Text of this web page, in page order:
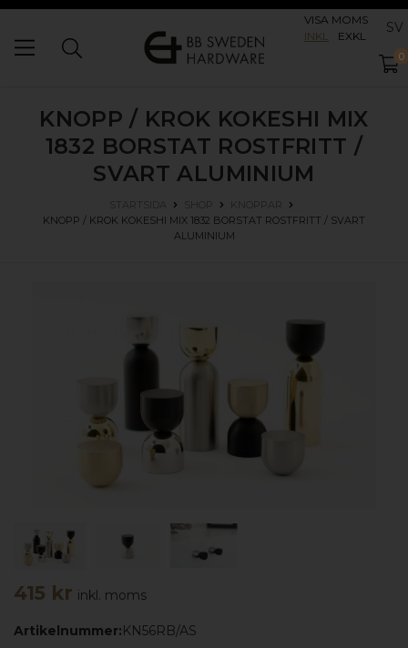
VISA MOMS
INKL
EXKL SV
0
KNOPP / KROK KOKESHI MIX
1832 BORSTAT ROSTFRITT /
SVART ALUMINIUM
STARTSIDA SHOP
KNOPPAR
KNOPP / KROK KOKESHI MIX 1832 BORSTAT ROSTFRITT / SVART
ALUMINIUM
415 kr inkl. moms
Artikelnummer:KN56RB/AS